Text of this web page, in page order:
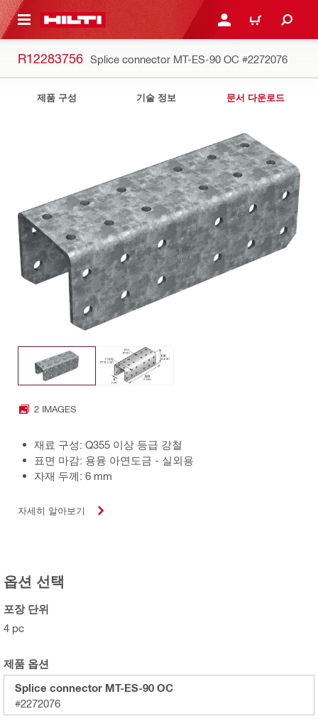
으로 건너뛰기 로그인 또는 회원가입
장바구니
R12283756 Splice connector MT-ES-90 OC #2272076
제품 구성 기술 정보 문서 다운로드
2 IMAGES
재료 구성: Q355 이상 등급 강철
표면 마감: 용융 아연도금 - 실외용
자재 두께: 6 mm
자세히 알아보기
옵션 선택
포장 단위
4 pc
제품 옵션
Splice connector MT-ES-90 OC
#2272076